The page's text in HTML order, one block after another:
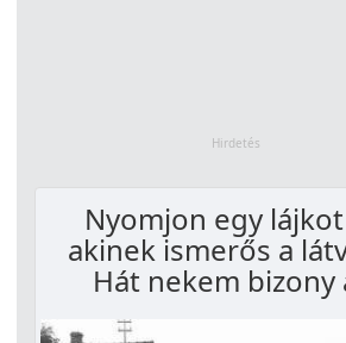
Nyomjon egy lájkot
akinek ismerős a
Hát nekem bizony